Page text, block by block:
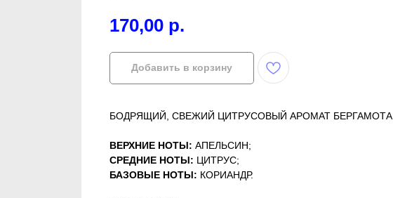
170,00 р.
Добавить в корзину
БОДРЯЩИЙ, СВЕЖИЙ ЦИТРУСОВЫЙ АРОМАТ БЕРГАМОТА.
ВЕРХНИЕ НОТЫ: АПЕЛЬСИН;
СРЕДНИЕ НОТЫ: ЦИТРУС;
БАЗОВЫЕ НОТЫ: КОРИАНДР.